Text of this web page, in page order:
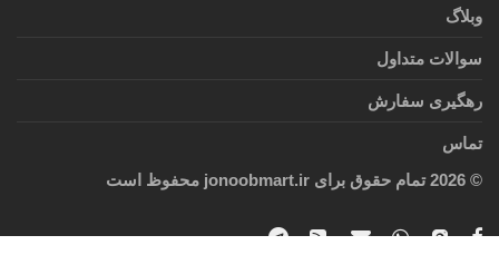
وبلاگ
سوالات متداول
رهگیری سفارش
تماس
©
2026تمام حقوق برای jonoobmart.ir محفوظ است